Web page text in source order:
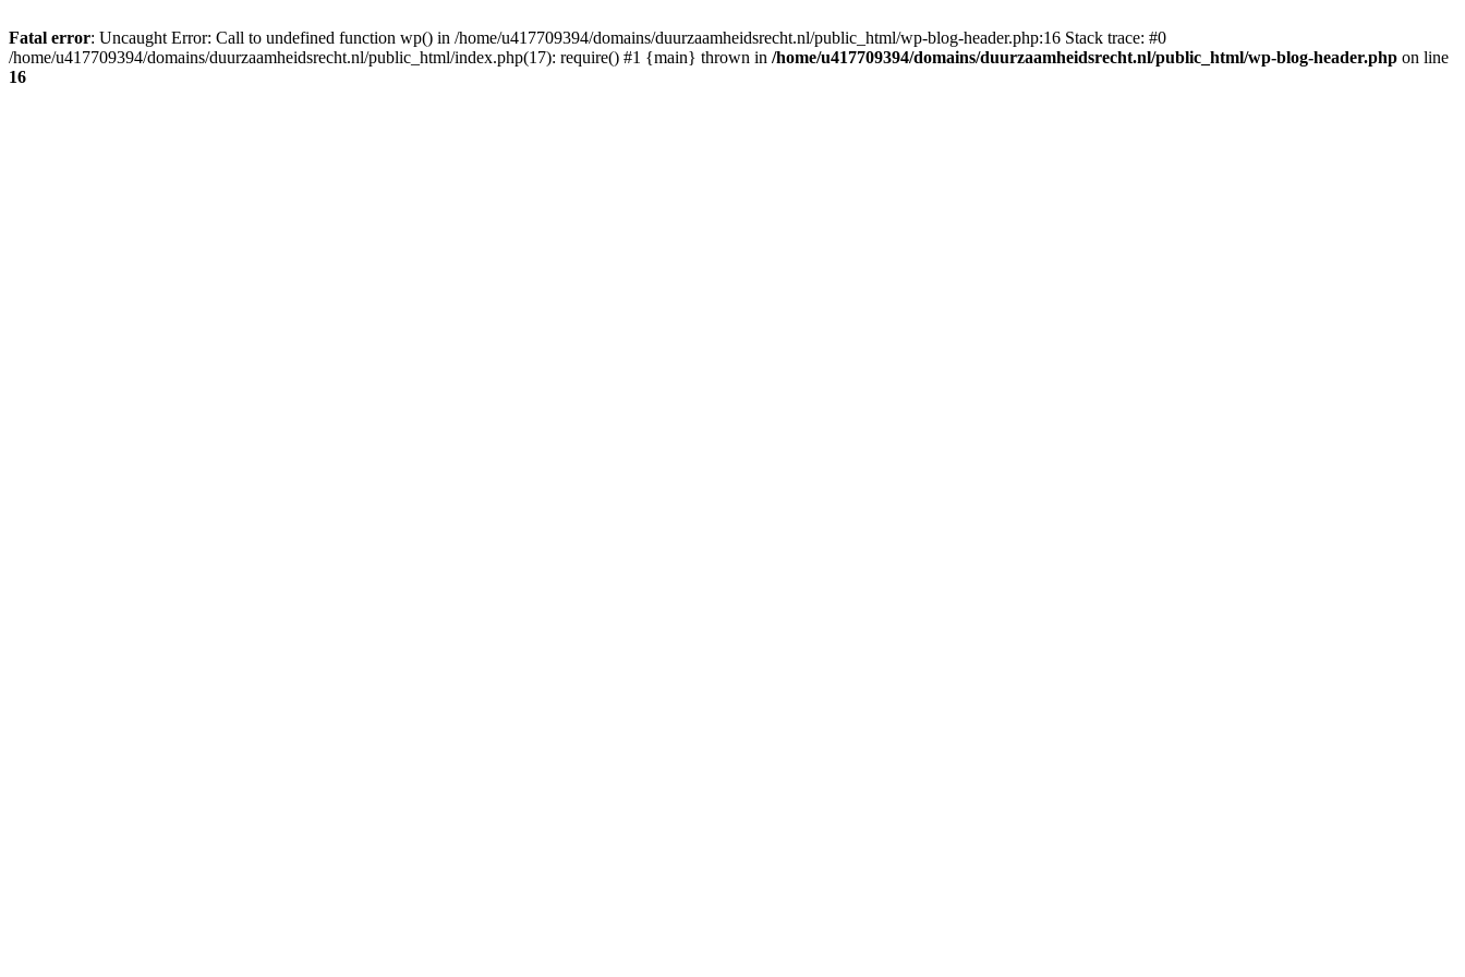
Fatal error: Uncaught Error: Call to undefined function wp() in /home/u417709394/domains/duurzaamheidsrecht.nl/public_html/wp-blog-header.php:16 Stack trace: #0
/home/u417709394/domains/duurzaamheidsrecht.nl/public_html/index.php(17): require() #1 {main} thrown in /home/u417709394/domains/duurzaamheidsrecht.nl/public_html/wp-blog-header.php on line
16